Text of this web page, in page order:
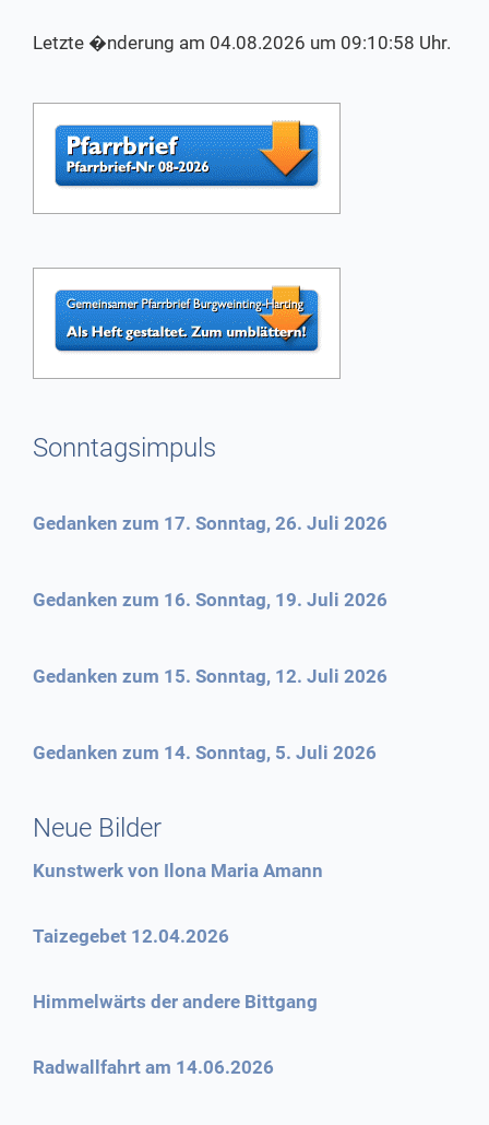
Letzte �nderung am 04.08.2026 um 09:10:58 Uhr.
Sonntagsimpuls
Gedanken zum 17. Sonntag, 26. Juli 2026
Gedanken zum 16. Sonntag, 19. Juli 2026
Gedanken zum 15. Sonntag, 12. Juli 2026
Gedanken zum 14. Sonntag, 5. Juli 2026
Neue Bilder
Kunstwerk von Ilona Maria Amann
Taizegebet 12.04.2026
Himmelwärts der andere Bittgang
Radwallfahrt am 14.06.2026